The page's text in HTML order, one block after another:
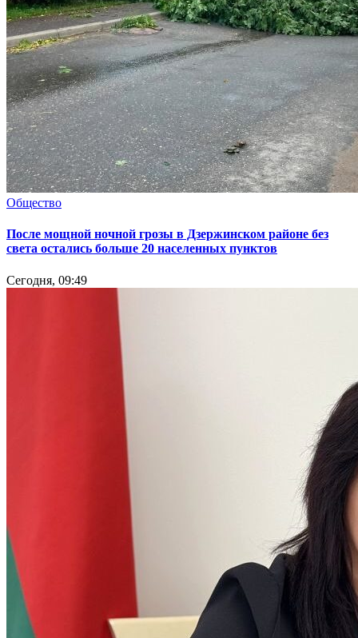
Общество
После мощной ночной грозы в Дзержинском районе без
света остались больше 20 населенных пунктов
Сегодня, 09:49